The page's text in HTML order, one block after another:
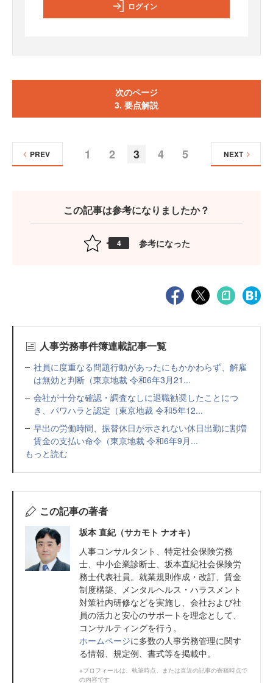
ログイン
次のページ
3. 要点解説
1 2 3 4 5
PREV NEXT
この記事は参考になりましたか？
4 参考になった
人事労務事件簿連載記事一覧
社員に度重なる問題行動があったにもかかわらず、解雇
は無効と判断（東京地裁 令和6年3月21...
会社が十分な確認・調査なしに退職勧奨したことにつ
き、パワハラと認定（東京地裁 令和5年12...
早出の労働時間、振替休日が示されない休日出勤に割増
賃金の支払い命令（東京地裁 令和6年9月...
もっと読む
この記事の著者
坂本 直紀（サカモト ナオキ）
人事コンサルタント、特定社会保険労務
士、中小企業診断士、坂本直紀社会保険労
務士代表社員。就業規則作成・改訂、賃金
制度構築、メンタルヘルス・ハラスメント
対策社内研修などを実施し、会社および社
員の活力と安心のサポートを理念として、
コンサルティングを行う。
ホームページに多数の人事労務管理に関す
る情報、規定例、書式等を掲載中。
※プロフィールは、執筆時点、または直近の記事の寄稿時点で
の内容です